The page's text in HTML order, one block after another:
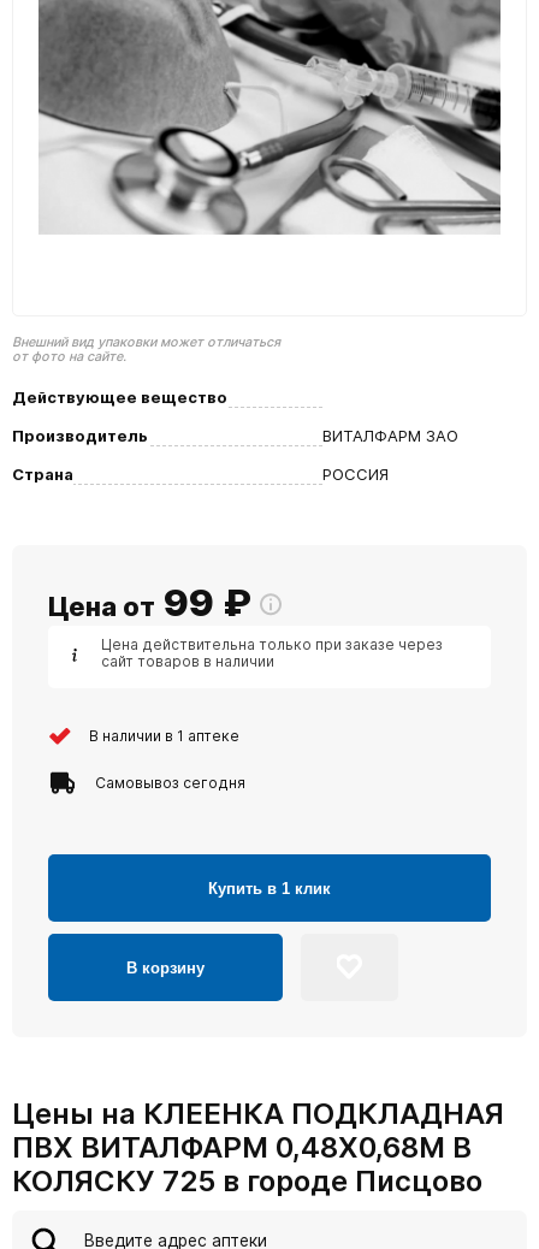
Внешний вид упаковки может отличаться
от фото на сайте.
Действующее вещество
Производитель
ВИТАЛФАРМ ЗАО
Страна
РОССИЯ
Цена от 99 ₽
Цена действительна только при заказе через
сайт товаров в наличии
В наличии в 1 аптеке
Самовывоз сегодня
Купить в 1 клик
В корзину
Цены на КЛЕЕНКА ПОДКЛАДНАЯ
ПВХ ВИТАЛФАРМ 0,48Х0,68М В
КОЛЯСКУ 725 в городе Писцово